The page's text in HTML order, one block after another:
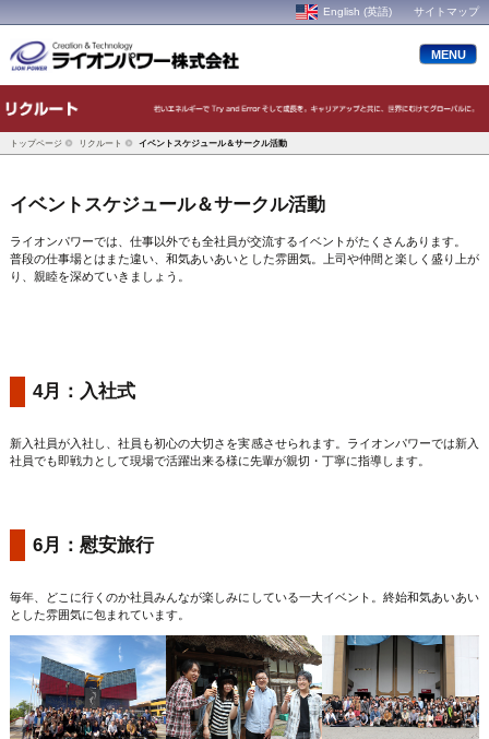
English (英語) サイトマップ
MENU
トップページ リクルート イベントスケジュール＆サークル活動
イベントスケジュール＆サークル活動
ライオンパワーでは、仕事以外でも全社員が交流するイベントがたくさんあります。
普段の仕事場とはまた違い、和気あいあいとした雰囲気。上司や仲間と楽しく盛り上が
り、親睦を深めていきましょう。
4月：入社式
新入社員が入社し、社員も初心の大切さを実感させられます。ライオンパワーでは新入
社員でも即戦力として現場で活躍出来る様に先輩が親切・丁寧に指導します。
6月：慰安旅行
毎年、どこに行くのか社員みんなが楽しみにしている一大イベント。終始和気あいあい
とした雰囲気に包まれています。